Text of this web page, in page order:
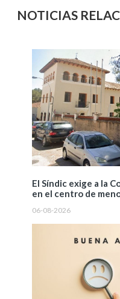
NOTICIAS
El Síndic exige a la
en el centro de
06-08-2026